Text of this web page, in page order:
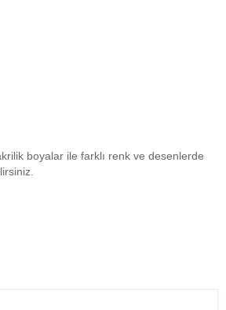
boyalar ile farklı renk ve desenlerde